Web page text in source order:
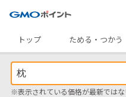
トップ
ためる・つかう
※表示されている価格が最新では